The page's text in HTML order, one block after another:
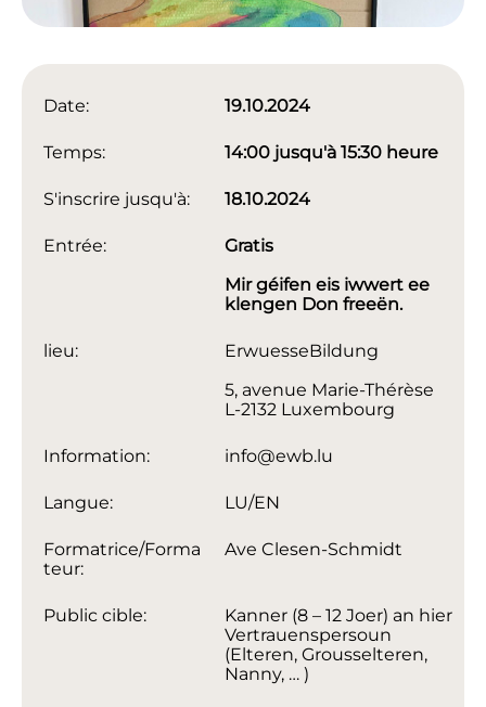
Date: 19.10.2024
Temps: 14:00 jusqu'à 15:30 heure
S'inscrire jusqu'à: 18.10.2024
Entrée:
Gratis
Mir géifen eis iwwert ee
klengen Don freeën.
lieu:
ErwuesseBildung
5, avenue Marie-Thérèse
L-2132 Luxembourg
Information: info@ewb.lu
Langue: LU/EN
Formatrice/Forma
teur:
Ave Clesen-Schmidt
Public cible:
Kanner (8 – 12 Joer) an hier
Vertrauenspersoun
(Elteren, Grousselteren,
Nanny, … )